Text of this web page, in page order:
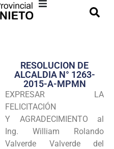
Transparencia
Seguridad
Programas
Intranet
RESOLUCION DE
ALCALDIA N° 1263-
2015-A-MPMN
EXPRESAR LA
FELICITACIÓN
Y AGRADECIMIENTO al
Ing. William Rolando
Valverde Valverde del